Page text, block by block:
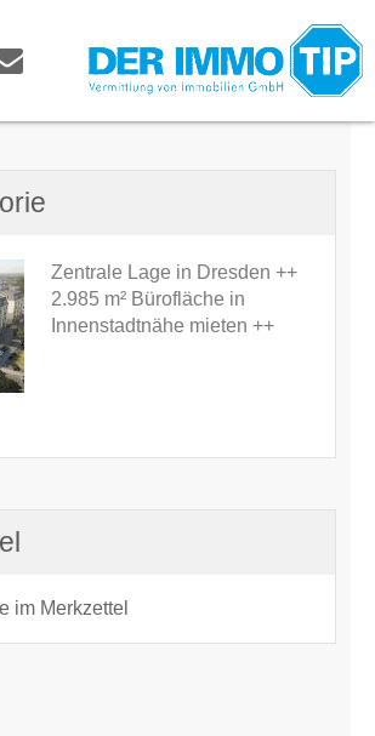
Zentrale Lage in Dresden ++
2.985 m² Bürofläche in
Innenstadtnähe mieten ++
im Merkzettel